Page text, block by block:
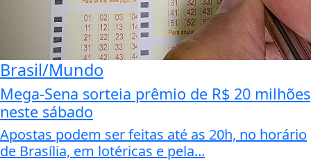
Brasil/Mundo
Mega-Sena sorteia prêmio de R$ 20 milhões
neste sábado
Apostas podem ser feitas até as 20h, no horário
de Brasília, em lotéricas e pela...